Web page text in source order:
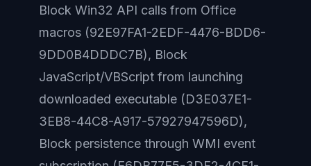
Block Win32 API calls from Office
macros (92E97FA1-2EDF-4476-BDD6-
9DD0B4DDDC7B), Block
JavaScript/VBScript from launching
downloaded executable (D3E037E1-
3EB8-44C8-A917-57927947596D),
Block persistence through WMI event